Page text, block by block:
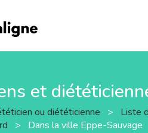
et
ou diététicienne > Liste
> Dans la ville Eppe-Sauvage